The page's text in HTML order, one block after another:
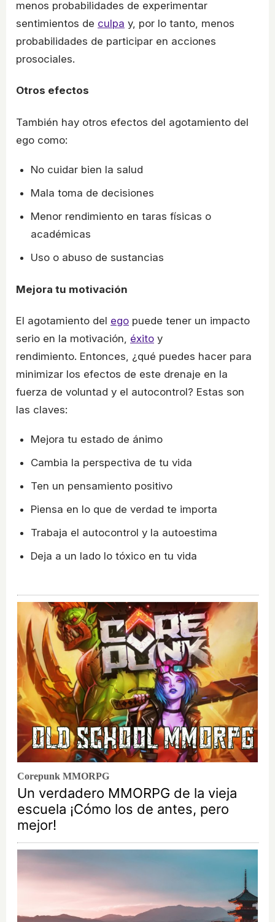
menos probabilidades de experimentar
sentimientos de culpa y, por lo tanto, menos
probabilidades de participar en acciones
prosociales.
Otros efectos
También hay otros efectos del agotamiento del
ego como:
No cuidar bien la salud
Mala toma de decisiones
Menor rendimiento en taras físicas o
académicas
Uso o abuso de sustancias
Mejora tu motivación
El agotamiento del ego puede tener un impacto
serio en la motivación, éxito y
rendimiento. Entonces, ¿qué puedes hacer para
minimizar los efectos de este drenaje en la
fuerza de voluntad y el autocontrol? Estas son
las claves:
Mejora tu estado de ánimo
Cambia la perspectiva de tu vida
Ten un pensamiento positivo
Piensa en lo que de verdad te importa
Trabaja el autocontrol y la autoestima
Deja a un lado lo tóxico en tu vida
Corepunk MMORPG
Un verdadero MMORPG de la vieja
escuela ¡Cómo los de antes, pero
mejor!